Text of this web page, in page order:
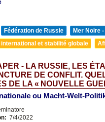
Fédération de Russie Mer Noire
et stabilité globale
- LA RUSSIE, LES
DE CONFLIT.
DE LA « NOUVELLE
ou Macht-Welt-
7/4/2022